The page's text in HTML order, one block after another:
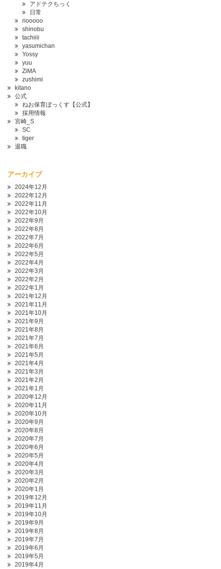
アドテクちっく
日常
riooooo
shinobu
tachiiii
yasumichan
Yossy
yuu
ZiMA
zushimi
kitano
公式
ねお保育ぼっくす【公式】
採用情報
宮崎_S
SC
tiger
退職
アーカイブ
2024年12月
2022年12月
2022年11月
2022年10月
2022年9月
2022年8月
2022年7月
2022年6月
2022年5月
2022年4月
2022年3月
2022年2月
2022年1月
2021年12月
2021年11月
2021年10月
2021年9月
2021年8月
2021年7月
2021年6月
2021年5月
2021年4月
2021年3月
2021年2月
2021年1月
2020年12月
2020年11月
2020年10月
2020年9月
2020年8月
2020年7月
2020年6月
2020年5月
2020年4月
2020年3月
2020年2月
2020年1月
2019年12月
2019年11月
2019年10月
2019年9月
2019年8月
2019年7月
2019年6月
2019年5月
2019年4月